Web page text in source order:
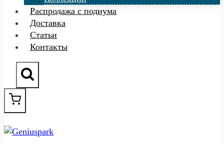
Распродажа с подиума
Доставка
Статьи
Контакты